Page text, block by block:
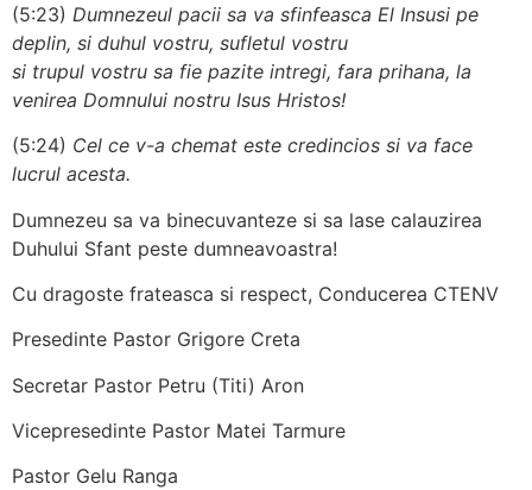
(5:23) Dumnezeul pacii sa va sfinfeasca El Insusi pe
deplin, si duhul vostru, sufletul vostru
si trupul vostru sa fie pazite intregi, fara prihana, la
venirea Domnului nostru Isus Hristos!
(5:24) Cel ce v-a chemat este credincios si va face
lucrul acesta.
Dumnezeu sa va binecuvanteze si sa lase calauzirea
Duhului Sfant peste dumneavoastra!
Cu dragoste frateasca si respect, Conducerea CTENV
Presedinte Pastor Grigore Creta
Secretar Pastor Petru (Titi) Aron
Vicepresedinte Pastor Matei Tarmure
Pastor Gelu Ranga